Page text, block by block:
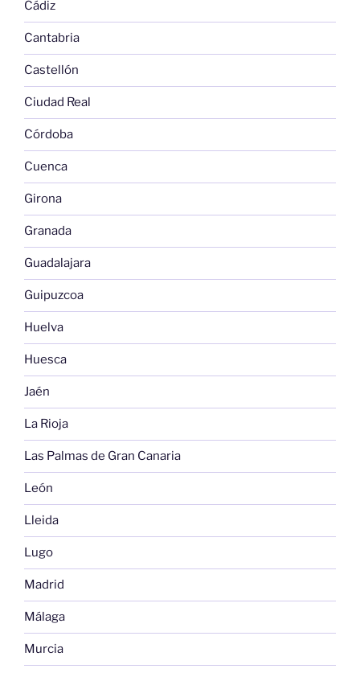
Cádiz
Cantabria
Castellón
Ciudad Real
Córdoba
Cuenca
Girona
Granada
Guadalajara
Guipuzcoa
Huelva
Huesca
Jaén
La Rioja
Las Palmas de Gran Canaria
León
Lleida
Lugo
Madrid
Málaga
Murcia